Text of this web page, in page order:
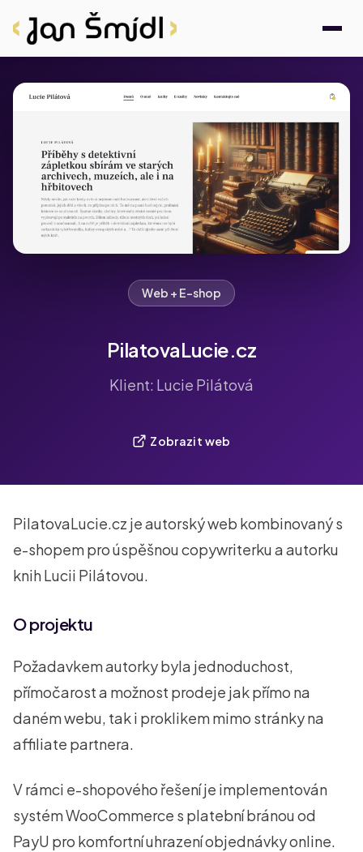
Web + E-shop
PilatovaLucie.cz
Klient: Lucie Pilátová
Zobrazit web
PilatovaLucie.cz je autorský web kombinovaný s
e-shopem pro úspěšnou copywriterku a autorku
knih Lucii Pilátovou.
O projektu
Požadavkem autorky byla jednoduchost,
přímočarost a možnost prodeje jak přímo na
daném webu, tak i proklikem mimo stránky na
affiliate partnera.
V rámci e-shopového řešení je implementován
systém WooCommerce s platební bránou od
PayU pro komfortní uhrazení objednávky online.